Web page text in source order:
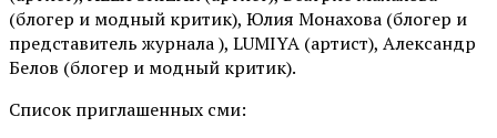
(блогер и модный критик), Юлия Монахова (блогер и
представитель журнала ), LUMIYA (артист), Александр
Белов (блогер и модный критик).
Список приглашенных сми: